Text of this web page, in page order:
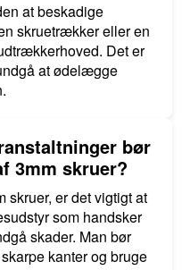
at beskadige
skruetrækker eller en
Det er
at ødelægge
bør
3mm skruer?
skruer, er det vigtigt at
som handsker
skader. Man bør
kanter og bruge